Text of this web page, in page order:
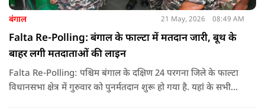
बंगाल 21 May, 2026 08:49 AM
Falta Re-Polling: बंगाल के फाल्टा में मतदान जारी, बूथ के
बाहर लगी मतदाताओं की लाइन
Falta Re-Polling: पश्चिम बंगाल के दक्षिण 24 परगना जिले के फाल्टा
विधानसभा क्षेत्र में गुरुवार को पुनर्मतदान शुरू हो गया है. यहां के सभी